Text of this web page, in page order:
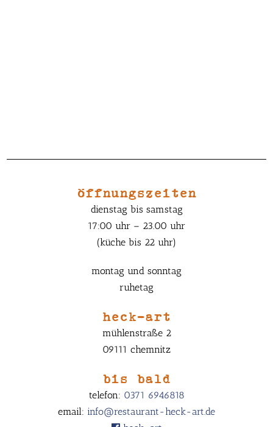
öffnungszeiten
dienstag bis samstag
17:00 uhr – 23.00 uhr
(küche bis 22 uhr)
montag und sonntag
ruhetag
heck-art
mühlenstraße 2
09111 chemnitz
bis bald
telefon: 0371 6946818
email: info@restaurant-heck-art.de